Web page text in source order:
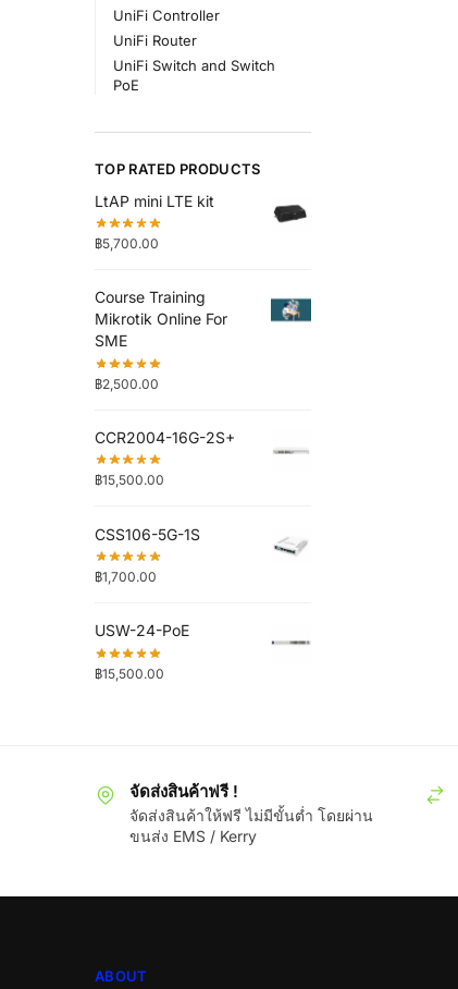
UniFi Controller
UniFi Router
UniFi Switch and Switch
PoE
TOP RATED PRODUCTS
LtAP mini LTE kit
฿5,700.00
Course Training
Mikrotik Online For
SME
฿2,500.00
CCR2004-16G-2S+
฿15,500.00
CSS106-5G-1S
฿1,700.00
USW-24-PoE
฿15,500.00
จัดส่งสินค้าฟรี !
จัดส่งสินค้าให้ฟรี ไม่มีขั้นต่ำ โดยผ่าน
ขนส่ง EMS / Kerry
ABOUT